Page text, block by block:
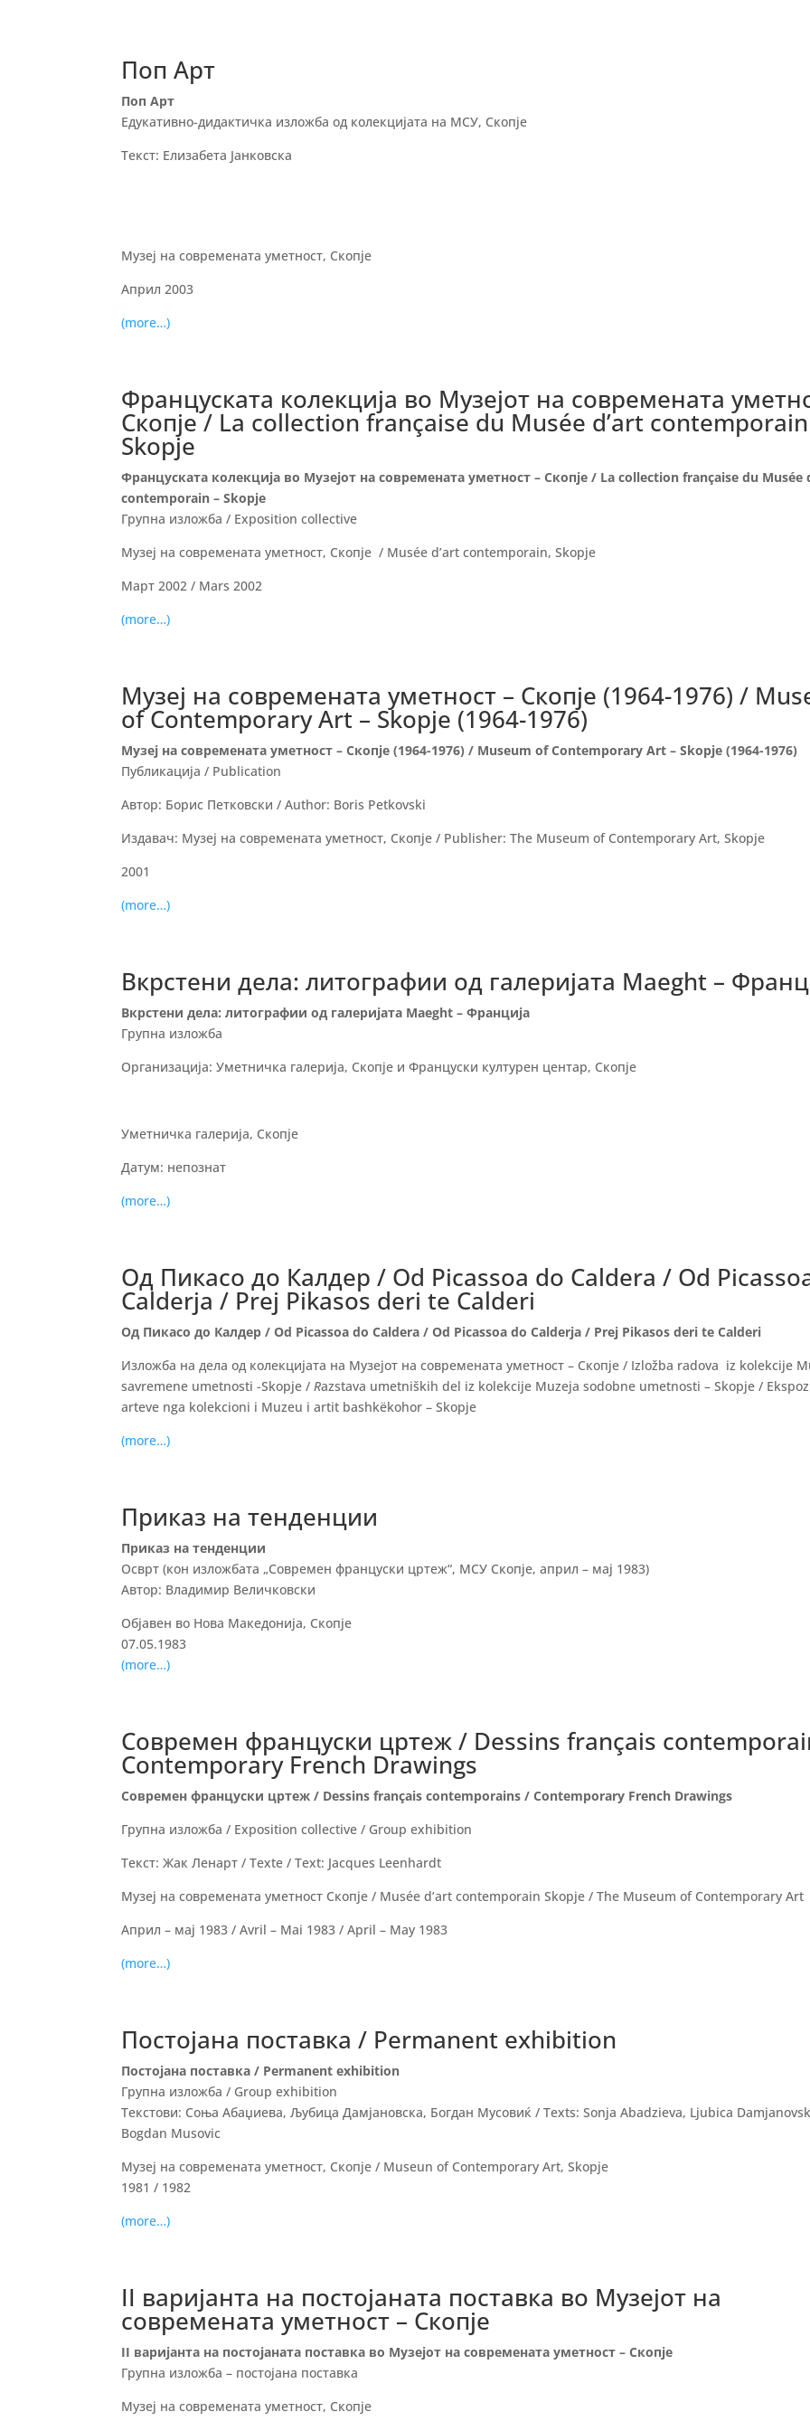
Поп Арт
Поп Арт
Едукативно-дидактичка изложба од колекцијата на МСУ, Скопје
Текст: Елизабета Јанковска
Музеј на современата уметност, Скопје
Април 2003
(more…)
Француската колекција во Музејот на современата
Скопје / La collection française du Musée d’art
Skopje
Француската колекција во Музејот на современата уметност – Скопје / La collection française du Musée
contеmporain – Skopje
Групна изложба / Exposition collective
Музеј на современата уметност, Скопје / Musée d’art contemporain, Skopje
Март 2002 / Мars 2002
(more…)
Музеј на современата уметност – Скопје (1964-1976) /
of Contemporary Art – Skopjе (1964-1976)
Музеј на современата уметност – Скопје (1964-1976) / Museum of Contemporary Art – Skopjе (1964-1976)
Публикација / Publication
Автор: Борис Петковски / Author: Boris Petkovski
Издавач: Музеј на современата уметност, Скопје / Publisher: The Museum of Contemporary Art, Skopje
2001
(more…)
Вкрстени дела: литографии од галеријата Maeght –
Вкрстени дела: литографии од галеријата Maeght – Франција
Групна изложба
Организација: Уметничка галерија, Скопје и Француски културен центар, Скопје
Уметничка галерија, Скопје
Датум: непознат
(more…)
Од Пикасо до Калдер / Od Picassoa do Caldera / Od
Calderja / Prej Pikasos deri te Calderi
Од Пикасо до Калдер / Od Picassoa do Caldera / Od Picassoa do Calderja / Prej Pikasos deri te Calderi
Изложба на дела од колекцијата на Музејот на современата уметност – Скопје / Izložba radova iz kolekcije
savremene umetnosti -Skopje /Razstava umetniških del iz kolekcije Muzeja sodobne umetnosti – Skopje /
arteve nga kolekcioni i Muzeu i artit bashkëkohor – Skopje
(more…)
Приказ на тенденции
Приказ на тенденции
Осврт (кон изложбата „Современ француски цртеж“, МСУ Скопје, април – мај 1983)
Автор: Владимир Величковски
Објавен во Нова Македонија, Скопје
07.05.1983
(more…)
Современ француски цртеж / Dessins français
Contemporary French Drawings
Современ француски цртеж / Dessins français contemporains / Contemporary French Drawings
Групна изложба / Exposition collective / Group exhibition
Текст: Жак Ленарт / Texte / Text: Jacques Leenhardt
Музеј на современата уметност Скопје / Musée d’art contemporain Skopje / The Museum of Contemporary Art
Април – мај 1983 / Avril – Mai 1983 / April – May 1983
(more…)
Постојана поставка / Permanent exhibition
Постојана поставка / Permanent exhibition
Групна изложба / Group exhibition
Текстови: Соња Абаџиева, Љубица Дамјановска, Богдан Мусовиќ / Texts: Sonja Abadzieva, Ljubica
Bogdan Musovic
Музеј на современата уметност, Скопје / Museun of Contemporary Art, Skopje
1981 / 1982
(more…)
II варијанта на постојаната поставка во Музејот на
современата уметност – Скопје
II варијанта на постојаната поставка во Музејот на современата уметност – Скопје
Групна изложба – постојана поставка
Музеј на современата уметност, Скопје